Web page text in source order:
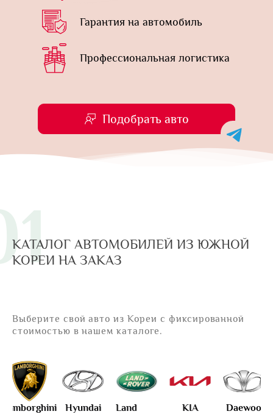
Гарантия на автомобиль
Профессиональная логистика
Подобрать авто
КАТАЛОГ АВТОМОБИЛЕЙ ИЗ ЮЖНОЙ
КОРЕИ НА ЗАКАЗ
Выберите свой авто из Кореи с фиксированной
стоимостью в нашем каталоге.
Hyundai
Land
Daewoo